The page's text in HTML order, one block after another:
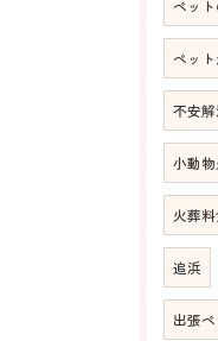
ペッ
ペッ
不安解
小動
火葬
追浜
出張